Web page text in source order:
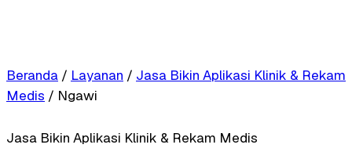
Beranda / Layanan / Jasa Bikin Aplikasi Klinik & Rekam
Medis / Ngawi
Jasa Bikin Aplikasi Klinik & Rekam Medis